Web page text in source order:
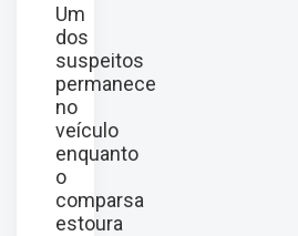
Um
dos
suspeitos
permanece
no
veículo
enquanto
o
comparsa
estoura